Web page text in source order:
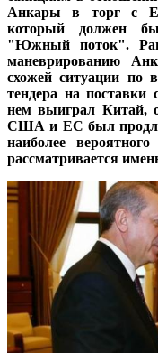
Анкары в торг с ЕС
который должен
"Южный поток".
маневрированию
схожей ситуации по
тендера на
нем выиграл Китай,
США и ЕС был
наиболее
рассматривается